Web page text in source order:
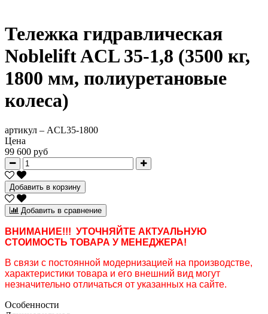
Тележка гидравлическая
Noblelift ACL 35-1,8 (3500 кг,
1800 мм, полиуретановые
колеса)
артикул – ACL35-1800
Цена
99 600 руб
Добавить в корзину
Добавить в сравнение
ВНИМАНИЕ!!! УТОЧНЯЙТЕ АКТУАЛЬНУЮ
СТОИМОСТЬ ТОВАРА У МЕНЕДЖЕРА!
В связи с постоянной модернизацией на производстве,
характеристики товара и его внешний вид могут
незначительно отличаться от указанных на сайте.
Особенности